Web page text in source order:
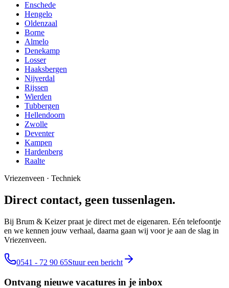
Enschede
Hengelo
Oldenzaal
Borne
Almelo
Denekamp
Losser
Haaksbergen
Nijverdal
Rijssen
Wierden
Tubbergen
Hellendoorn
Zwolle
Deventer
Kampen
Hardenberg
Raalte
Vriezenveen · Techniek
Direct contact, geen tussenlagen.
Bij Brum & Keizer praat je direct met de eigenaren. Eén telefoontje
en we kennen jouw verhaal, daarna gaan wij voor je aan de slag in
Vriezenveen.
0541 - 72 90 65Stuur een bericht
Ontvang nieuwe vacatures in je inbox